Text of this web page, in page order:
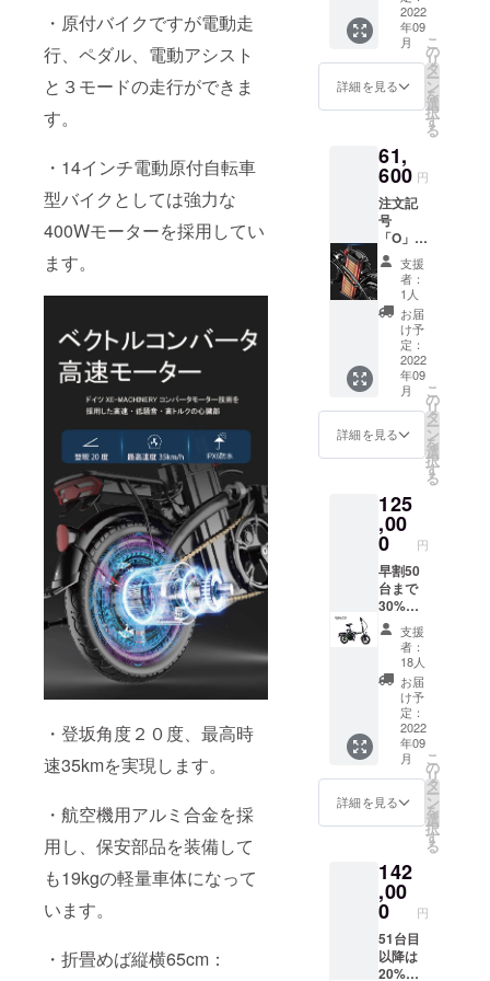
・原付バイクですが電動走
行、ペダル、電動アシスト
と３モードの走行ができま
す。
・14インチ電動原付自転車
型バイクとしては強力な
400Wモーターを採用してい
ます。
・登坂角度２０度、最高時
速35kmを実現します。
・航空機用アルミ合金を採
用し、保安部品を装備して
も19kgの軽量車体になって
います。
・折畳めば縦横65cm：
48V／
13A（
走行距
離
50km・
4.6kg）
Fになり
ます。
ワン
タッチ
入れ替
えです
ので、
この際
ご購入
をお勧
めしま
す。ご
注文い
ただけ
れば本
体と一
緒に送
りま
す。 N.
48V／
20A（
走行距
離
75km・
6.3kg）
2022
年09
月
詳細を見る
こ
の
リ
タ
ー
ン
を
選
択
す
る
61,
600 円
注文記
号
「O」。
予備の
バッテ
リーで
す。全
30%OF
Fになり
ます。
ワン
タッチ
入れ替
えです
ので、
この際
ご購入
をお勧
めしま
す。ご
注文い
ただけ
れば本
体と一
緒に送
りま
す。 O.
48V／
25A（
走行距
100km
・重量
7.8kg）
支援
者：
1人
お届
け予
定：
2022
年09
月
詳細を見る
こ
の
リ
タ
ー
ン
を
選
択
す
る
125
,00
0 円
早割50
台まで
30%OF
Fです。
車体
色 黒
は
「A」、
赤は
「B」を
ご選択
願いま
す。備
考欄に
電話番
号を記
くださ
い。 A.
電動原
付自転
車バイ
クまめ
吉Ⅱ
支援
者：
18人
お届
け予
定：
2022
年09
月
詳細を見る
こ
の
リ
タ
ー
ン
を
選
択
す
る
142
,00
0 円
51台目
以降は
20%OF